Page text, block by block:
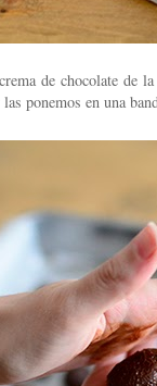
de chocolate de
ponemos en una